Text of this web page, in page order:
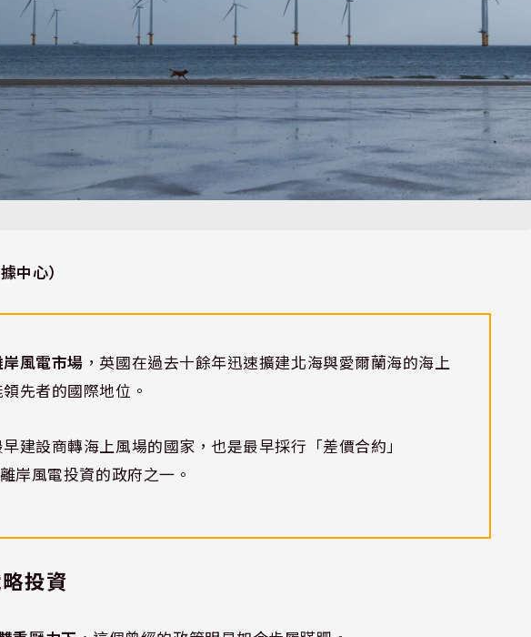
中心）
風電市場 ，英國在過去十餘年迅速擴建北海與愛爾蘭海的海上
先者的國際地位。
建設商轉海上風場的國家，也是最早採行「差價合約」
岸風電投資的政府之一。
投資